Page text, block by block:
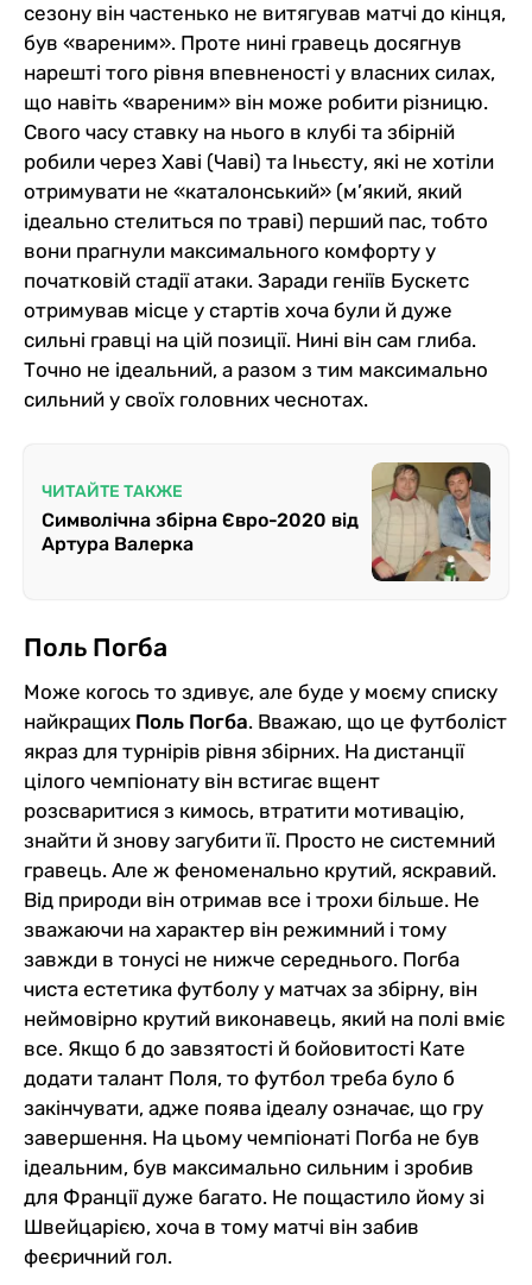
сезону він частенько не витягував матчі до кінця,
був «вареним». Проте нині гравець досягнув
нарешті того рівня впевненості у власних силах,
що навіть «вареним» він може робити різницю.
Свого часу ставку на нього в клубі та збірній
робили через Хаві (Чаві) та Іньєсту, які не хотіли
отримувати не «каталонський» (м’який, який
ідеально стелиться по траві) перший пас, тобто
вони прагнули максимального комфорту у
початковій стадії атаки. Заради геніїв Бускетс
отримував місце у стартів хоча були й дуже
сильні гравці на цій позиції. Нині він сам глиба.
Точно не ідеальний, а разом з тим максимально
сильний у своїх головних чеснотах.
ЧИТАЙТЕ ТАКЖЕ
Символічна збірна Євро-2020 від
Артура Валерка
Поль Погба
Може когось то здивує, але буде у моєму списку
найкращих Поль Погба. Вважаю, що це футболіст
якраз для турнірів рівня збірних. На дистанції
цілого чемпіонату він встигає вщент
розсваритися з кимось, втратити мотивацію,
знайти й знову загубити її. Просто не системний
гравець. Але ж феноменально крутий, яскравий.
Від природи він отримав все і трохи більше. Не
зважаючи на характер він режимний і тому
завжди в тонусі не нижче середнього. Погба
чиста естетика футболу у матчах за збірну, він
неймовірно крутий виконавець, який на полі вміє
все. Якщо б до завзятості й бойовитості Кате
додати талант Поля, то футбол треба було б
закінчувати, адже поява ідеалу означає, що гру
завершення. На цьому чемпіонаті Погба не був
ідеальним, був максимально сильним і зробив
для Франції дуже багато. Не пощастило йому зі
Швейцарією, хоча в тому матчі він забив
феєричний гол.